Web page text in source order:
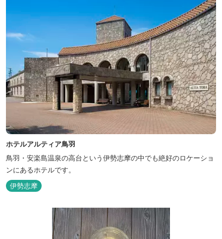
ホテルアルティア鳥羽
鳥羽・安楽島温泉の高台という伊勢志摩の中でも絶好のロケーショ
ンにあるホテルです。
伊勢志摩